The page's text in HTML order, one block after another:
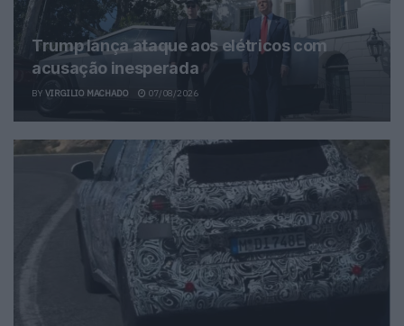
Trump lança ataque aos elétricos com
acusação inesperada
BY VIRGILIO MACHADO 07/08/2026